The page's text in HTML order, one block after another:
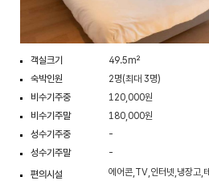
객실크기
49.5m²
숙박인원
2명(최대 3명)
비수기주중
120,000원
비수기주말
180,000원
성수기주중
-
성수기주말
-
편의시설
에어콘,TV,인터넷,냉장고,